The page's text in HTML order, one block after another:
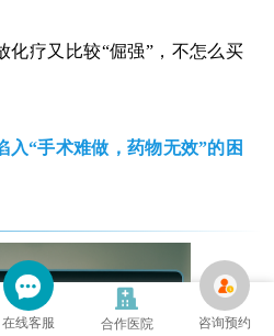
化疗又比较“倔强”，不怎么买
入“手术难做，药物无效”的困
在线客服 合作医院 咨询预约